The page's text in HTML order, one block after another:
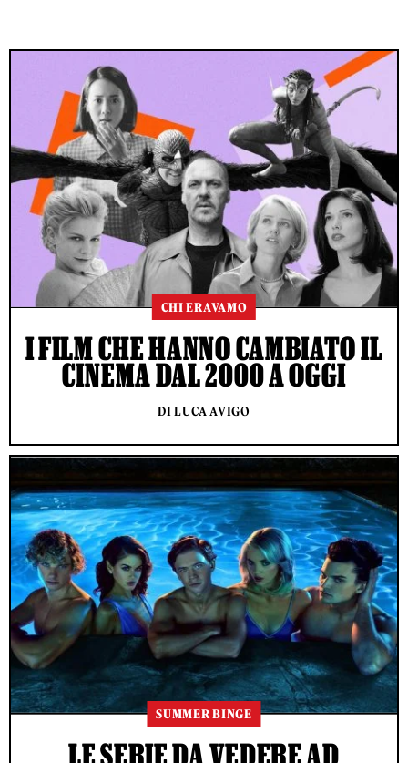
CHI ERAVAMO
I FILM CHE HANNO CAMBIATO IL
CINEMA DAL 2000 A OGGI
DI LUCA AVIGO
SUMMER BINGE
LE SERIE DA VEDERE AD